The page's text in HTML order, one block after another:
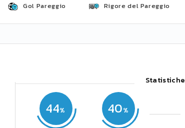
Gol Pareggio
Rigore del Pareggio
Statistiche
44 40